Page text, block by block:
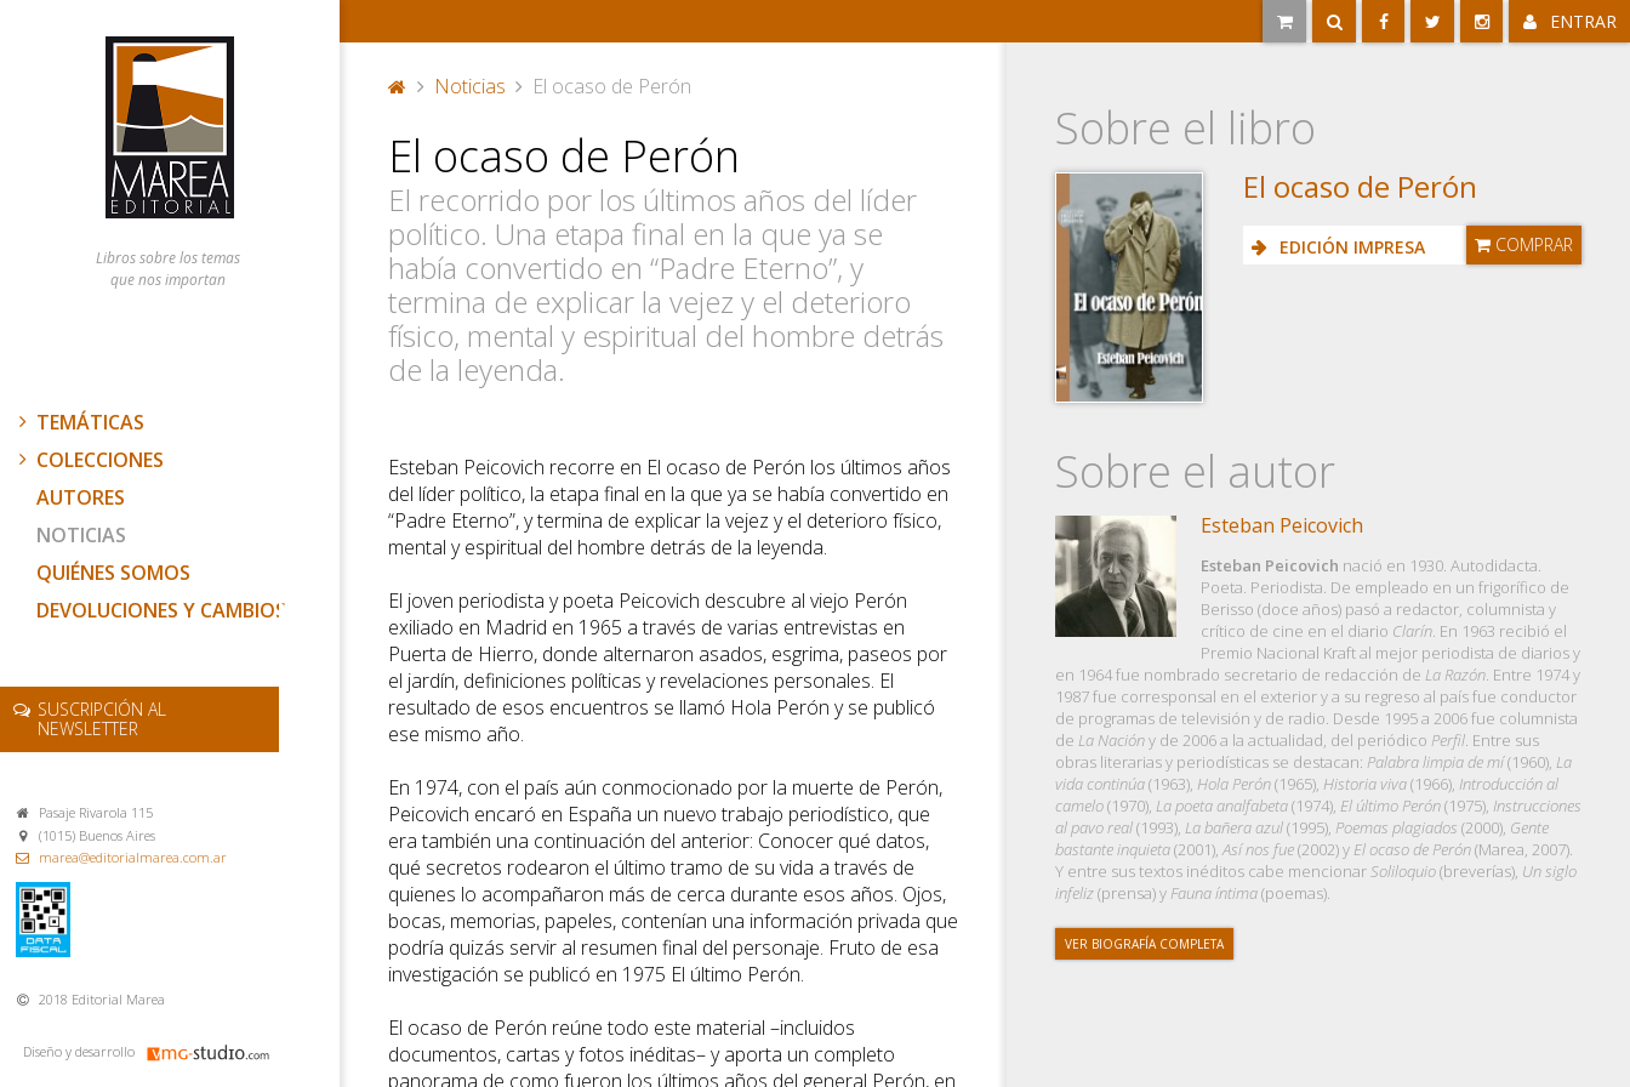
Libros sobre los temas
que nos importan
TEMÁTICAS
COLECCIONES
AUTORES
NOTICIAS
QUIÉNES SOMOS
DEVOLUCIONES Y CAMBIOS
SUSCRIPCIÓN AL
NEWSLETTER
Pasaje Rivarola 115
(1015) Buenos Aires
marea@editorialmarea.com.ar
2018 Editorial Marea
Diseño y desarrollo
ENTRAR
or
ta
d
Noticias El ocaso de Perón
El ocaso de Perón
El recorrido por los últimos años del líder
político. Una etapa final en la que ya se
había convertido en “Padre Eterno”, y
termina de explicar la vejez y el deterioro
físico, mental y espiritual del hombre detrás
de la leyenda.
Esteban Peicovich recorre en El ocaso de Perón los últimos años
del líder político, la etapa final en la que ya se había convertido en
“Padre Eterno”, y termina de explicar la vejez y el deterioro físico,
mental y espiritual del hombre detrás de la leyenda.
El joven periodista y poeta Peicovich descubre al viejo Perón
exiliado en Madrid en 1965 a través de varias entrevistas en
Puerta de Hierro, donde alternaron asados, esgrima, paseos por
el jardín, definiciones políticas y revelaciones personales. El
resultado de esos encuentros se llamó Hola Perón y se publicó
ese mismo año.
En 1974, con el país aún conmocionado por la muerte de Perón,
Peicovich encaró en España un nuevo trabajo periodístico, que
era también una continuación del anterior: Conocer qué datos,
qué secretos rodearon el último tramo de su vida a través de
quienes lo acompañaron más de cerca durante esos años. Ojos,
bocas, memorias, papeles, contenían una información privada que
podría quizás servir al resumen final del personaje. Fruto de esa
investigación se publicó en 1975 El último Perón.
El ocaso de Perón reúne todo este material –incluidos
documentos, cartas y fotos inéditas– y aporta un completo
panorama de como fueron los últimos años del general Perón, en
Sobre el libro
El ocaso de Perón
EDICIÓN IMPRESA COMPRAR
Sobre el autor
Esteban Peicovich
Esteban Peicovich nació en 1930. Autodidacta.
Poeta. Periodista. De empleado en un frigorífico de
Berisso (doce años) pasó a redactor, columnista y
crítico de cine en el diario Clarín. En 1963 recibió el
Premio Nacional Kraft al mejor periodista de diarios y
en 1964 fue nombrado secretario de redacción de La Razón. Entre 1974 y
1987 fue corresponsal en el exterior y a su regreso al país fue conductor
de programas de televisión y de radio. Desde 1995 a 2006 fue columnista
de La Nacióny de 2006 a la actualidad, del periódico Perfil. Entre sus
obras literarias y periodísticas se destacan: Palabra limpia de mí(1960), La
vida continúa(1963), Hola Perón(1965), Historia viva(1966), Introducción al
camelo(1970), La poeta analfabeta(1974), El último Perón(1975), Instrucciones
al pavo real(1993), La bañera azul(1995), Poemas plagiados (2000), Gente
bastante inquieta(2001),Así nos fue(2002) yEl ocaso de Perón(Marea, 2007).
Y entre sus textos inéditos cabe mencionarSoliloquio(breverías), Un siglo
infeliz(prensa) yFauna íntima(poemas).
VER BIOGRAFÍA COMPLETA